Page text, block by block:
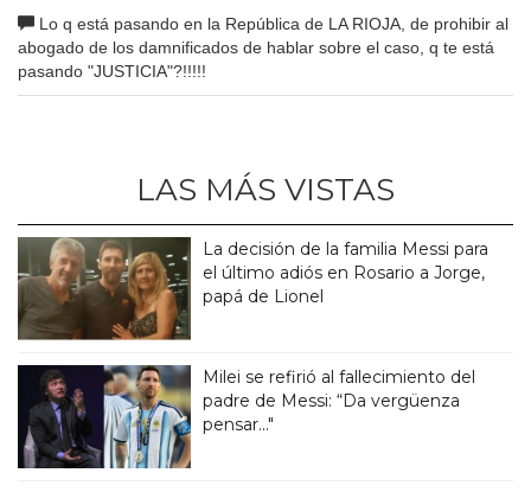
Lo q está pasando en la República de LA RIOJA, de prohibir al
abogado de los damnificados de hablar sobre el caso, q te está
pasando "JUSTICIA"?!!!!!
LAS MÁS VISTAS
La decisión de la familia Messi para
el último adiós en Rosario a Jorge,
papá de Lionel
Milei se refirió al fallecimiento del
padre de Messi: “Da vergüenza
pensar..."